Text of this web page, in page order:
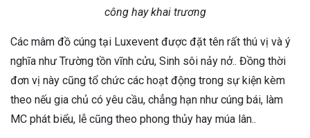
công hay khai trương
Các mâm đồ cúng tại Luxevent được đặt tên rất thú vị và ý
nghĩa như Trường tồn vĩnh cửu, Sinh sôi nảy nở.. Đồng thời
đơn vị này cũng tổ chức các hoạt động trong sự kiện kèm
theo nếu gia chủ có yêu cầu, chẳng hạn như cúng bái, làm
MC phát biểu, lễ cũng theo phong thủy hay múa lân..